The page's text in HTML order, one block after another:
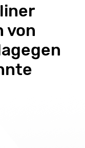
von